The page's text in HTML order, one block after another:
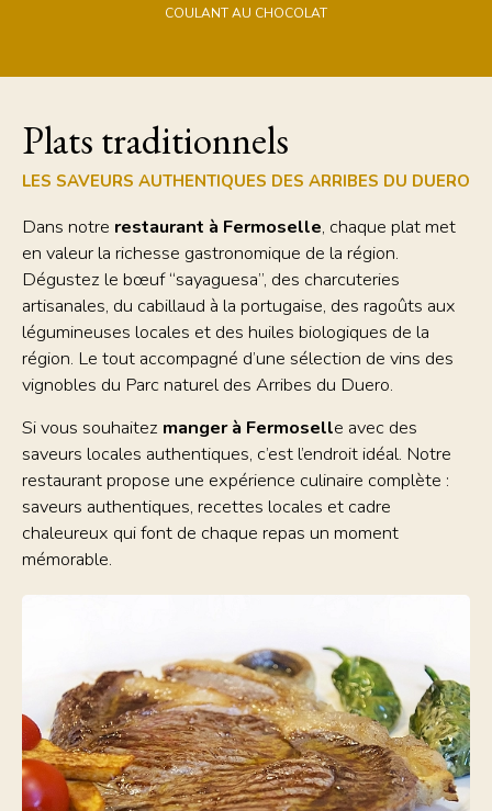
COULANT AU CHOCOLAT
Plats traditionnels
LES SAVEURS AUTHENTIQUES DES ARRIBES DU DUERO
Dans notre restaurant à Fermoselle, chaque plat met
en valeur la richesse gastronomique de la région.
Dégustez le bœuf “sayaguesa”, des charcuteries
artisanales, du cabillaud à la portugaise, des ragoûts aux
légumineuses locales et des huiles biologiques de la
région. Le tout accompagné d’une sélection de vins des
vignobles du Parc naturel des Arribes du Duero.
Si vous souhaitez manger à Fermoselle avec des
saveurs locales authentiques, c’est l’endroit idéal. Notre
restaurant propose une expérience culinaire complète :
saveurs authentiques, recettes locales et cadre
chaleureux qui font de chaque repas un moment
mémorable.